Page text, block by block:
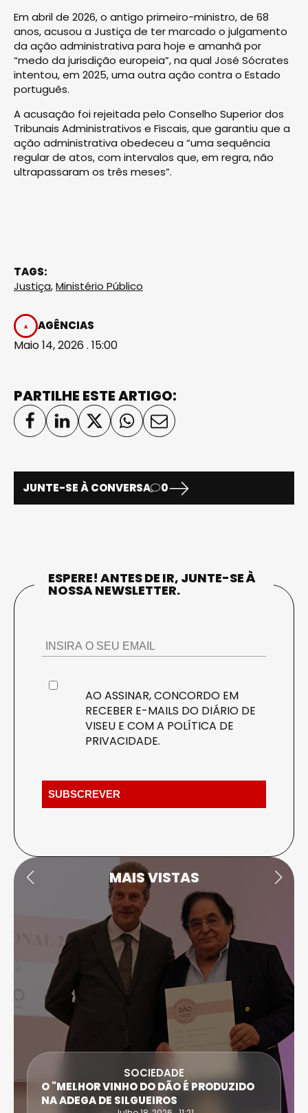
Em abril de 2026, o antigo primeiro-ministro, de 68
anos, acusou a Justiça de ter marcado o julgamento
da ação administrativa para hoje e amanhã por
“medo da jurisdição europeia”, na qual José Sócrates
intentou, em 2025, uma outra ação contra o Estado
português.
A acusação foi rejeitada pelo Conselho Superior dos
Tribunais Administrativos e Fiscais, que garantiu que a
ação administrativa obedeceu a “uma sequência
regular de atos, com intervalos que, em regra, não
ultrapassaram os três meses”.
TAGS:
Justiça,Ministério Público
AGÊNCIAS
Maio 14, 2026 . 15:00
PARTILHE ESTE ARTIGO:
JUNTE-SE À CONVERSA 0
ESPERE! ANTES DE IR, JUNTE-SE À
NOSSA NEWSLETTER.
AO ASSINAR, CONCORDO EM
RECEBER E-MAILS DO DIÁRIO DE
VISEU E COM A POLÍTICA DE
PRIVACIDADE.
MAIS VISTAS
SOCIEDADE
O "MELHOR VINHO DO DÃO É PRODUZIDO
NA ADEGA DE SILGUEIROS